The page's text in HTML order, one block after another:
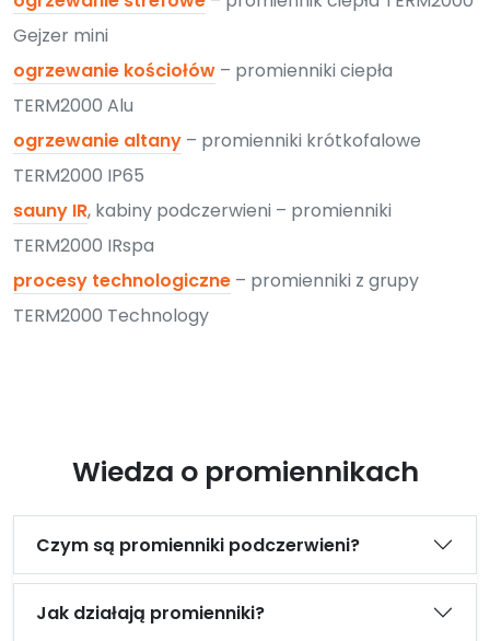
Gejzer mini
ogrzewanie kościołów – promienniki ciepła
TERM2000 Alu
ogrzewanie altany – promienniki krótkofalowe
TERM2000 IP65
sauny IR, kabiny podczerwieni – promienniki
TERM2000 IRspa
procesy technologiczne – promienniki z grupy
TERM2000 Technology
Wiedza o promiennikach
Czym są promienniki podczerwieni?
Jak działają promienniki?